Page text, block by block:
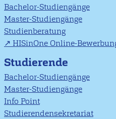
Bachelor-Studiengänge
Master-Studiengänge
Studienberatung
HISinOne Online-
Studierende
Bachelor-Studiengänge
Master-Studiengänge
Info Point
Studierendensekretariat